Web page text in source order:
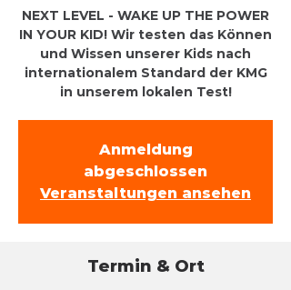
NEXT LEVEL - WAKE UP THE POWER
IN YOUR KID! Wir testen das Können
und Wissen unserer Kids nach
internationalem Standard der KMG
in unserem lokalen Test!
Anmeldung
abgeschlossen
Veranstaltungen ansehen
Termin & Ort